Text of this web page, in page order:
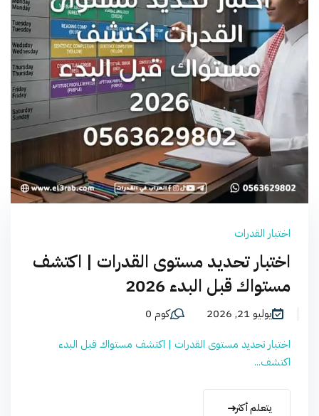
اختبار القدرات
اختبار تحديد مستوى القدرات | اكتشف
مستواك قبل البدء 2026
يوليو 21, 2026
كوم 0
اختبار تحديد مستوى القدرات | اكتشف مستواك قبل البدء
اكتشف...
يتعلم أكثر